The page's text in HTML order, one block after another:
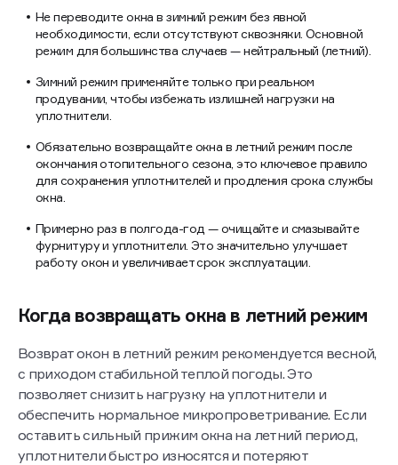
Не переводите окна в зимний режим без явной
необходимости, если отсутствуют сквозняки. Основной
режим для большинства случаев — нейтральный (летний).
Зимний режим применяйте только при реальном
продувании, чтобы избежать излишней нагрузки на
уплотнители.
Обязательно возвращайте окна в летний режим после
окончания отопительного сезона, это ключевое правило
для сохранения уплотнителей и продления срока службы
окна.
Примерно раз в полгода-год — очищайте и смазывайте
фурнитуру и уплотнители. Это значительно улучшает
работу окон и увеличивает срок эксплуатации.
Когда возвращать окна в летний режим
Возврат окон в летний режим рекомендуется весной,
с приходом стабильной теплой погоды. Это
позволяет снизить нагрузку на уплотнители и
обеспечить нормальное микропроветривание. Если
оставить сильный прижим окна на летний период,
уплотнители быстро износятся и потеряют